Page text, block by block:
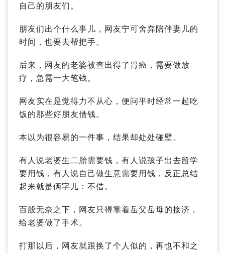
自己的朋友们。
朋友们出个什么事儿，网友宁可舍弃陪伴妻儿的
时间，也要去帮把手。
后来，网友的老婆被查出得了胃癌，需要做放
疗，急需一大笔钱。
网友实在是觉得力不从心，便问平时经常一起吃
饭的那些好朋友借钱。
本以为很容易的一件事，结果却处处碰壁。
有人说老婆生二胎需要钱，有人说孩子出去留学
要用钱，有人说自己做生意需要用钱，反正总结
起来就是俩字儿：不借。
百般无奈之下，网友只得靠着岳父岳母的接济，
给老婆做了手术。
打那以后，网友就跟换了个人似的，再也不和之